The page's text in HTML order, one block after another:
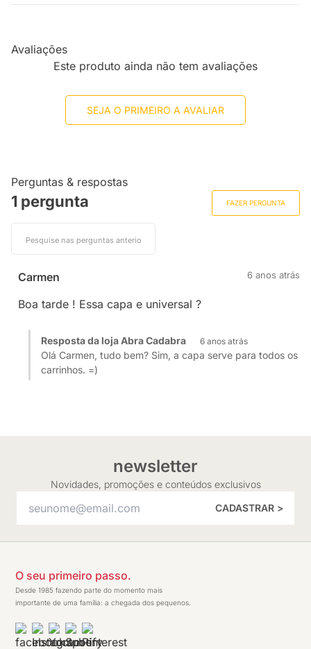
Avaliações
Este produto ainda não tem avaliações
SEJA O PRIMEIRO A AVALIAR
Perguntas & respostas
1 pergunta FAZER PERGUNTA
Carmen 6 anos atrás
Boa tarde ! Essa capa e universal ?
Resposta da loja Abra Cadabra 6 anos atrás
Olá Carmen, tudo bem? Sim, a capa serve para todos os
carrinhos. =)
newsletter
Novidades, promoções e conteúdos exclusivos
CADASTRAR >
O seu primeiro passo.
Desde 1985 fazendo parte do momento mais
importante de uma família: a chegada dos pequenos.